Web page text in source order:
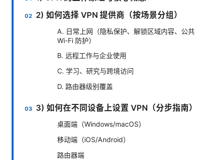
2) 如何选择 VPN 提供商（按场景分组）
A. 日常上网（隐私保护、解锁区域内容、公共
Wi-Fi 防护）
B. 远程工作与企业使用
C. 学习、研究与跨境访问
D. 路由器级别覆盖
3) 如何在不同设备上设置 VPN（分步指南）
桌面端（Windows/macOS）
移动端（iOS/Android）
路由器端